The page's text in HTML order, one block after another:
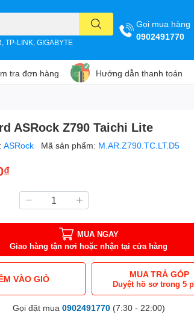
TP-LINK, GIGABYTE
Gọi mua hàng
0902491770
tra đơn hàng Hướng dẫn thanh toán
ASRock Z790 Taichi Lite
ASRock Mã sản phẩm: M.AR.Z790.TC.LT.D5
MUA NGAY
Giao hàng tận nơi hoặc nhận tại cửa hàng
VÀO GIỎ MUA TRẢ GÓP
Duyệt hồ sơ trong 5
Gọi đặt mua 0902491770(7:30 - 22:00)